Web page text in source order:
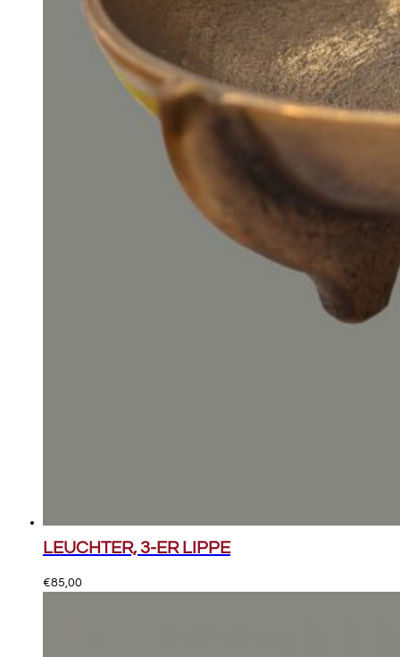
LEUCHTER, 3-ER LIPPE
€85,00